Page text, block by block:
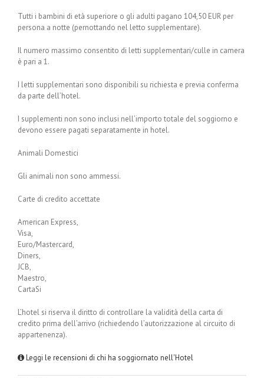
Tutti i bambini di età superiore o gli adulti pagano 104,50 EUR per
persona a notte (pernottando nel letto supplementare).
Il numero massimo consentito di letti supplementari/culle in camera
è pari a 1.
I letti supplementari sono disponibili su richiesta e previa conferma
da parte dell’hotel.
I supplementi non sono inclusi nell’importo totale del soggiorno e
devono essere pagati separatamente in hotel.
Animali Domestici
Gli animali non sono ammessi.
Carte di credito accettate
American Express,
Visa,
Euro/Mastercard,
Diners,
JCB,
Maestro,
CartaSi
L’hotel si riserva il diritto di controllare la validità della carta di
credito prima dell’arrivo (richiedendo l’autorizzazione al circuito di
appartenenza).
Leggi le recensioni di chi ha soggiornato nell'Hotel